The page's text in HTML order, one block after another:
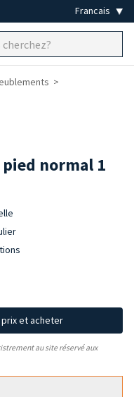
normal 1
et acheter
au site réservé aux